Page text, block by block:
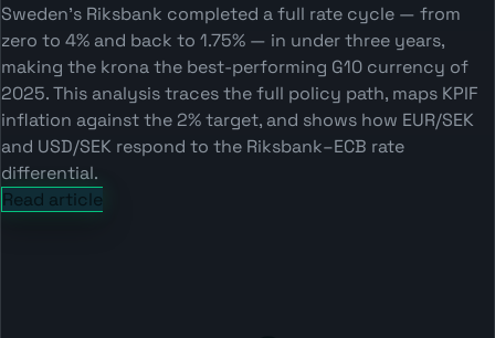
Sweden’s Riksbank completed a full rate cycle — from
zero to 4% and back to 1.75% — in under three years,
making the krona the best-performing G10 currency of
2025. This analysis traces the full policy path, maps KPIF
inflation against the 2% target, and shows how EUR/SEK
and USD/SEK respond to the Riksbank–ECB rate
differential.
Read article